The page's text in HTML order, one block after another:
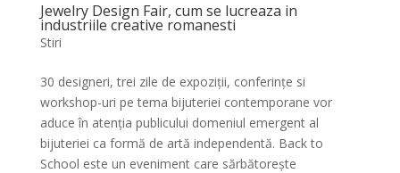
Jewelry Design Fair, cum se lucreaza in
industriile creative romanesti
Stiri
30 designeri, trei zile de expoziții, conferințe si
workshop-uri pe tema bijuteriei contemporane vor
aduce în atenția publicului domeniul emergent al
bijuteriei ca formă de artă independentă. Back to
School este un eveniment care sărbătorește